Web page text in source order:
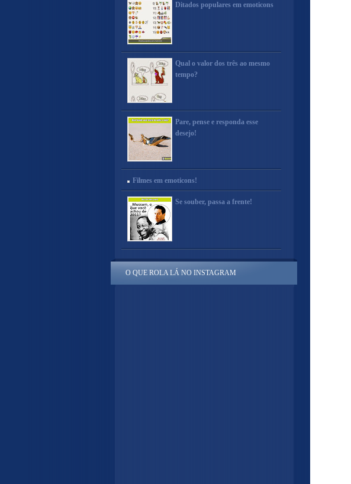
Ditados populares em emoticons
Qual o valor dos três ao mesmo
tempo?
Pare, pense e responda esse
desejo!
Filmes em emoticons!
Se souber, passa a frente!
O QUE ROLA LÁ NO INSTAGRAM